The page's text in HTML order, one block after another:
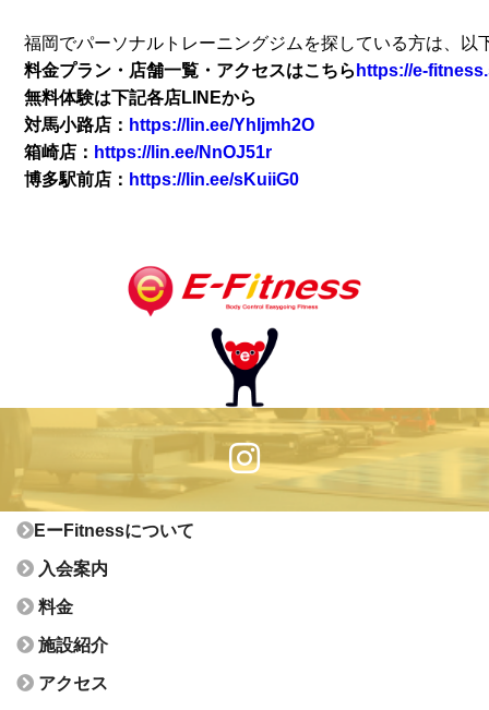
福岡でパーソナルトレーニングジムを探している方は、
以
料金プラン・ 店舗一覧・アクセスはこちら https://e-
無料体験は下記各店LINEから
対馬小路店： https://lin.ee/YhIjmh2O
箱崎店： https://lin.ee/NnOJ51r
博多駅前店： https://lin.ee/sKuiiG0
EーFitnessについて
入会案内
料金
施設紹介
アクセス